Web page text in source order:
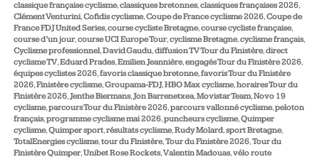
classique française cyclisme,classiques bretonnes,classiques françaises 2026,
Clément Venturini,Cofidis cyclisme,Coupe de France cyclisme 2026,Coupe de
France FDJ United Series,course cycliste Bretagne,course cycliste française,
course d’un jour,course UCI Europe Tour,cyclisme Bretagne,cyclisme français,
Cyclisme professionnel,David Gaudu,diffusion TV Tour du Finistère,direct
cyclisme TV,Eduard Prades,Emilien Jeannière,engagés Tour du Finistère 2026,
équipes cyclistes 2026,favoris classique bretonne,favoris Tour du Finistère
2026,Finistère cyclisme,Groupama-FDJ,HBO Max cyclisme,horaires Tour du
Finistère 2026,Jenthe Biermans,Jon Barrenetxea,Movistar Team,Novo 19
cyclisme,parcours Tour du Finistère 2026,parcours vallonné cyclisme,peloton
français,programme cyclisme mai 2026,puncheurs cyclisme,Quimper
cyclisme,Quimper sport,résultats cyclisme,Rudy Molard,sport Bretagne,
TotalEnergies cyclisme,tour du Finistère,Tour du Finistère 2026,Tour du
Finistère Quimper,Unibet Rose Rockets,Valentin Madouas,vélo route